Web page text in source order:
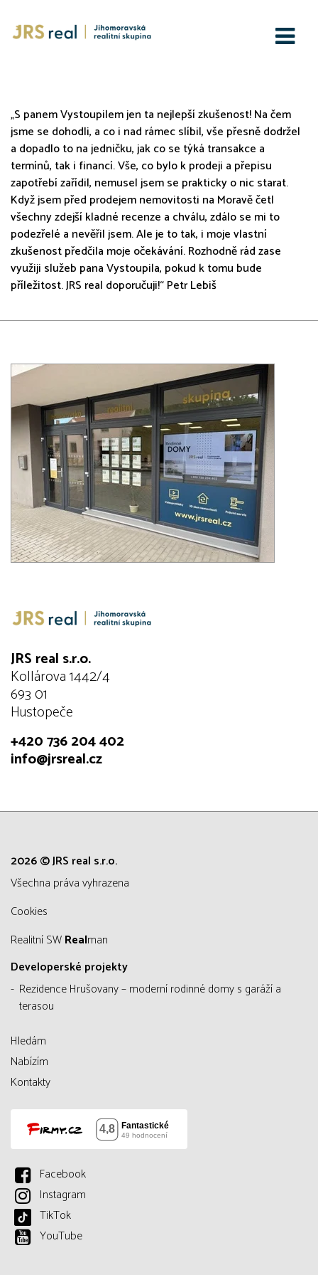
„S panem Vystoupilem jen ta nejlepší zkušenost! Na čem
jsme se dohodli, a co i nad rámec slíbil, vše přesně dodržel
a dopadlo to na jedničku, jak co se týká transakce a
termínů, tak i financí. Vše, co bylo k prodeji a přepisu
zapotřebí zařídil, nemusel jsem se prakticky o nic starat.
Když jsem před prodejem nemovitosti na Moravě četl
všechny zdejší kladné recenze a chválu, zdálo se mi to
podezřelé a nevěřil jsem. Ale je to tak, i moje vlastní
zkušenost předčila moje očekávání. Rozhodně rád zase
využiji služeb pana Vystoupila, pokud k tomu bude
příležitost. JRS real doporučuji!“ Petr Lebiš
JRS real s.r.o.
Kollárova 1442/4
693 01
Hustopeče
+420 736 204 402
info@jrsreal.cz
2026 © JRS real s.r.o.
všechna práva vyhrazena
Cookies
Realitní SWRealman
Developerské projekty
Rezidence Hrušovany – moderní rodinné domy s garáží a
terasou
Hledám
Nabízím
Kontakty
Facebook
Instagram
TikTok
YouTube